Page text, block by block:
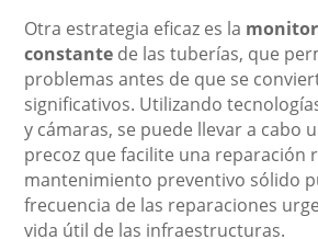
Otra estrategia eficaz es la
constante de las tuberías, que
problemas antes de que se
significativos. Utilizando
y cámaras, se puede llevar a cabo
precoz que facilite una reparación
mantenimiento preventivo sólido
frecuencia de las reparaciones
vida útil de las infraestructuras.